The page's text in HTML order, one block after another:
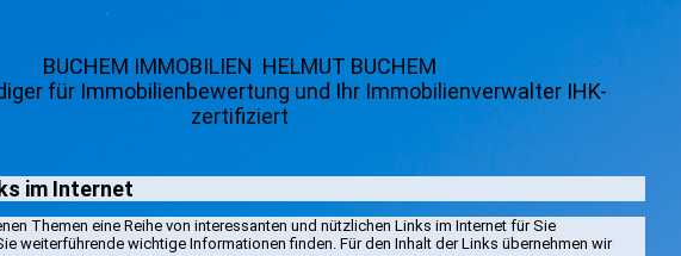
BUCHEM IMMOBILIEN HELMUT BUCHEM
für Immobilienbewertung und Ihr Immobilienverwalter IHK-
zertifiziert
im Internet
Themen eine Reihe von interessanten und nützlichen Links im Internet für Sie
weiterführende wichtige Informationen finden. Für den Inhalt der Links übernehmen wir